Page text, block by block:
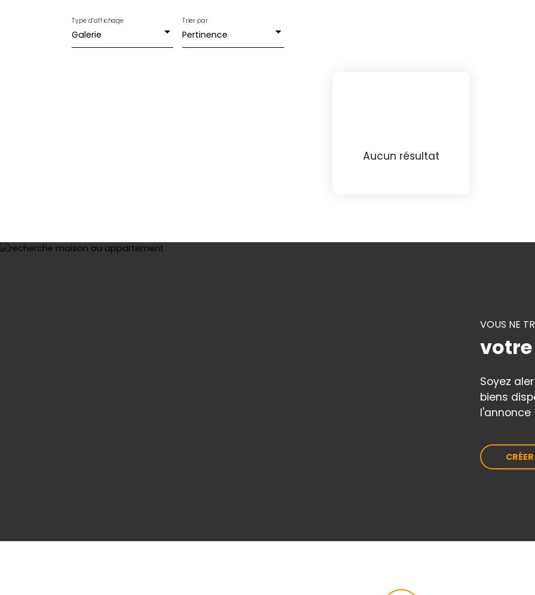
Galerie
Type d'affichage
Pertinence
Trier par
Aucun résultat
VOUS NE
votre
Soyez
biens
l'annonce